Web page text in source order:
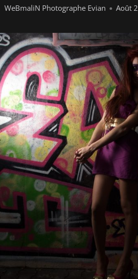
WeBmaliN Photographe Evian Août